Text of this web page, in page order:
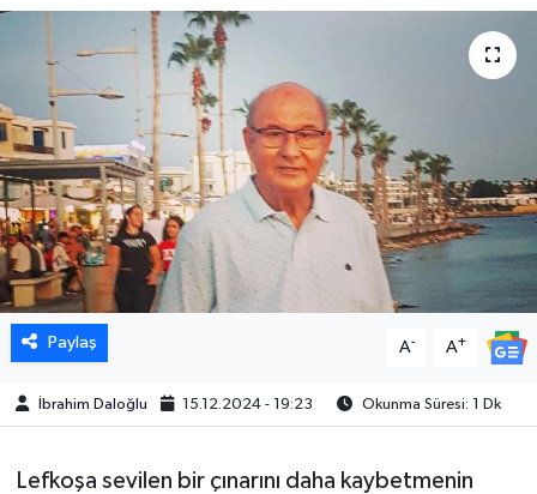
Paylaş A- A+
İbrahim Daloğlu 15.12.2024 - 19:23 Okunma Süresi: 1 Dk
Lefkoşa sevilen bir çınarını daha kaybetmenin
Haber Arşivi